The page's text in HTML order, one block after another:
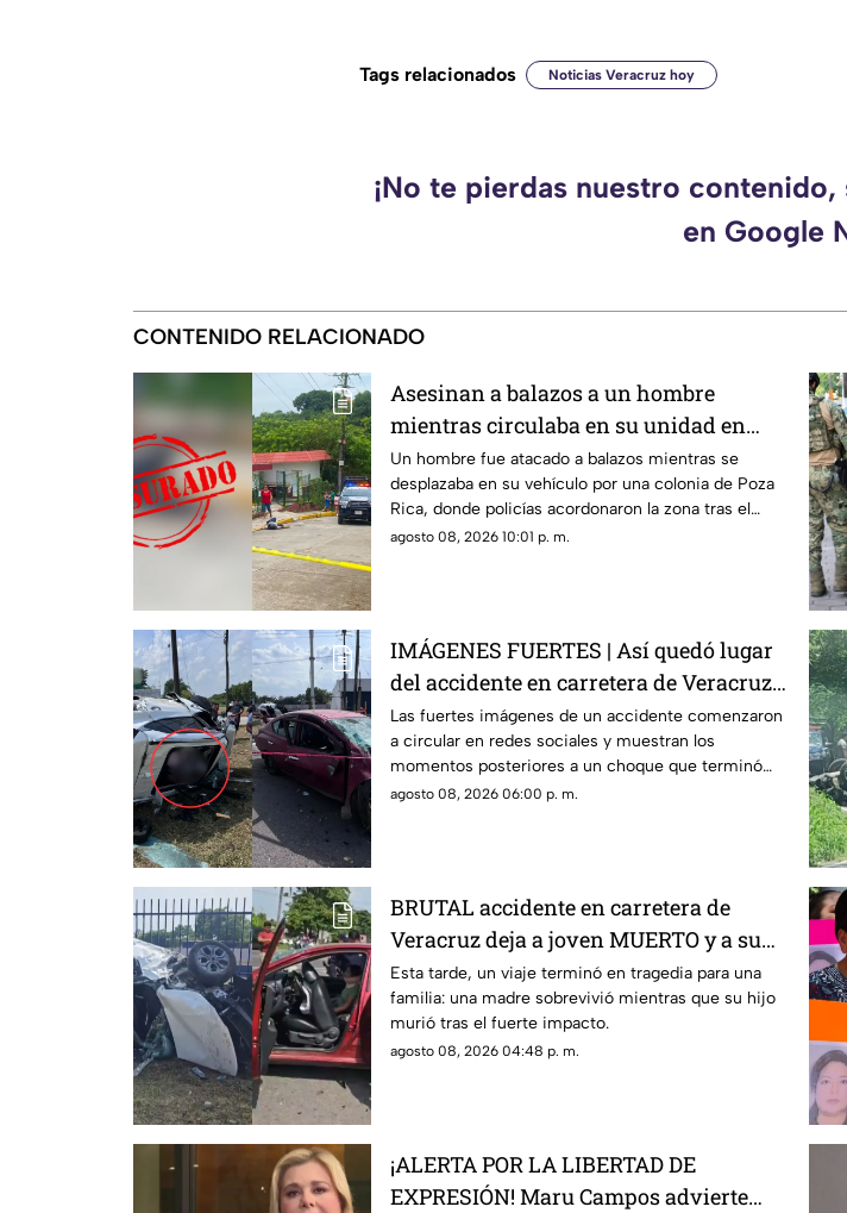
Tags relacionados Noticias Veracruz hoy
¡No te pierdas nuestro
en Google
CONTENIDO RELACIONADO
Asesinan a balazos a un hombre
mientras circulaba en su unidad en
Poza Rica
Un hombre fue atacado a balazos mientras se
desplazaba en su vehículo por una colonia de Poza
Rica, donde policías acordonaron la zona tras el
crimen.
agosto 08, 2026 10:01 p. m.
IMÁGENES FUERTES | Así quedó lugar
del accidente en carretera de Veracruz
donde un joven MURIÓ; su madre está
grave
Las fuertes imágenes de un accidente comenzaron
a circular en redes sociales y muestran los
momentos posteriores a un choque que terminó
separando a una madre de su hijo.
agosto 08, 2026 06:00 p. m.
BRUTAL accidente en carretera de
Veracruz deja a joven MUERTO y a su
madre gravemente herida; buscan a sus
familiares
Esta tarde, un viaje terminó en tragedia para una
familia: una madre sobrevivió mientras que su hijo
murió tras el fuerte impacto.
agosto 08, 2026 04:48 p. m.
¡ALERTA POR LA LIBERTAD DE
EXPRESIÓN! Maru Campos advierte